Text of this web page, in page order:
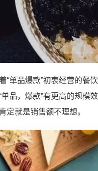
“单品爆款”初衷经营的餐
品，爆款”有更高的规模
定就是销售额不理想。